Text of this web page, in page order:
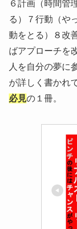
６計画（時間管
る）７行動（や
動をとる）８改
ばアプローチを
人を自分の夢に
が詳しく書かれ
必見の１冊。